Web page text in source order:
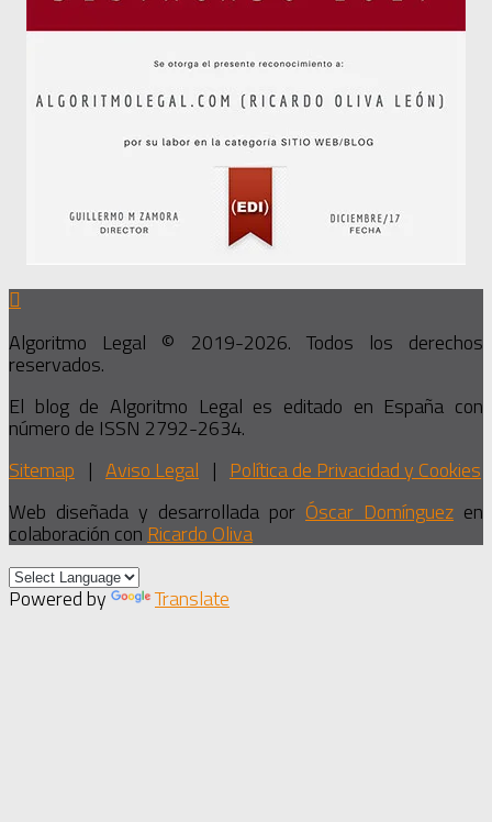
Algoritmo Legal © 2019-2026. Todos los derechos
reservados.
El blog de Algoritmo Legal es editado en España con
número de ISSN 2792-2634.
Sitemap | Aviso Legal | Política de Privacidad y Cookies
Web diseñada y desarrollada por Óscar Domínguez en
colaboración conRicardo Oliva
Powered by Translate